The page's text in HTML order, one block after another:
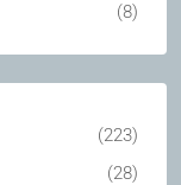
(8)
(223)
(28)